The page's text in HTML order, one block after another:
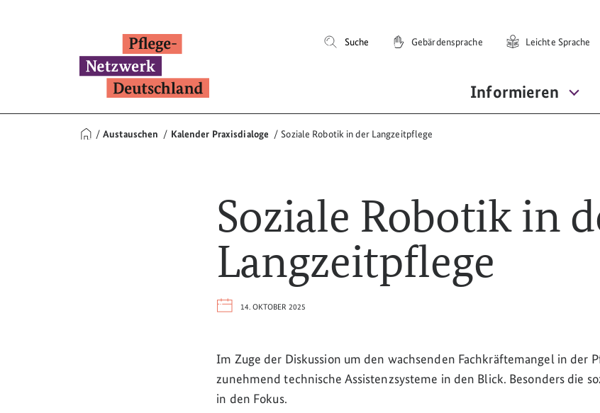
Suche Gebärdensprache Leichte Sprache
Informieren
Austauschen Kalender Praxisdialoge Soziale Robotik in der Langzeitpflege
Soziale Robotik in
Langzeitpflege
14. OKTOBER 2025
Im Zuge der Diskussion um den wachsenden Fachkräftemangel in der
zunehmend technische Assistenzsysteme in den Blick. Besonders die
in den Fokus.